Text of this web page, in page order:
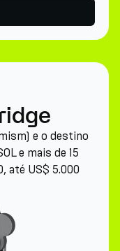
e o destino
e mais de 15
até US$ 5.000